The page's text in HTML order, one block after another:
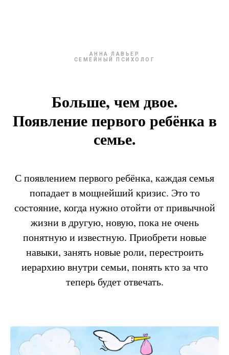
АННА ЛАВЬЕР
СЕМЕЙНЫЙ ПСИХОЛОГ
Больше, чем двое.
Появление первого ребёнка в
семье.
С появлением первого ребёнка, каждая семья
попадает в мощнейший кризис. Это то
состояние, когда нужно отойти от привычной
жизни в другую, новую, пока не очень
понятную и известную. Приобрети новые
навыки, занять новые роли, перестроить
иерархию внутри семьи, понять кто за что
теперь будет отвечать.